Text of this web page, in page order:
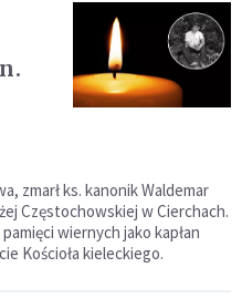
zmarł ks. kanonik Waldemar
Częstochowskiej w Cierchach.
wiernych jako kapłan
Kościoła kieleckiego.